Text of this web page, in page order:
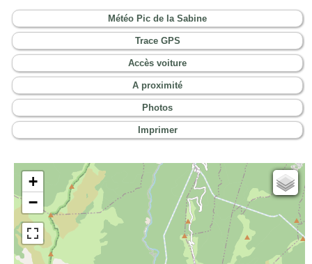
Météo Pic de la Sabine
Trace GPS
Accès voiture
A proximité
Photos
Imprimer
+
−
Cartes IGN
Open Topo Map
Open Street Map
ESRI Word Imagery
Photographies aériennes